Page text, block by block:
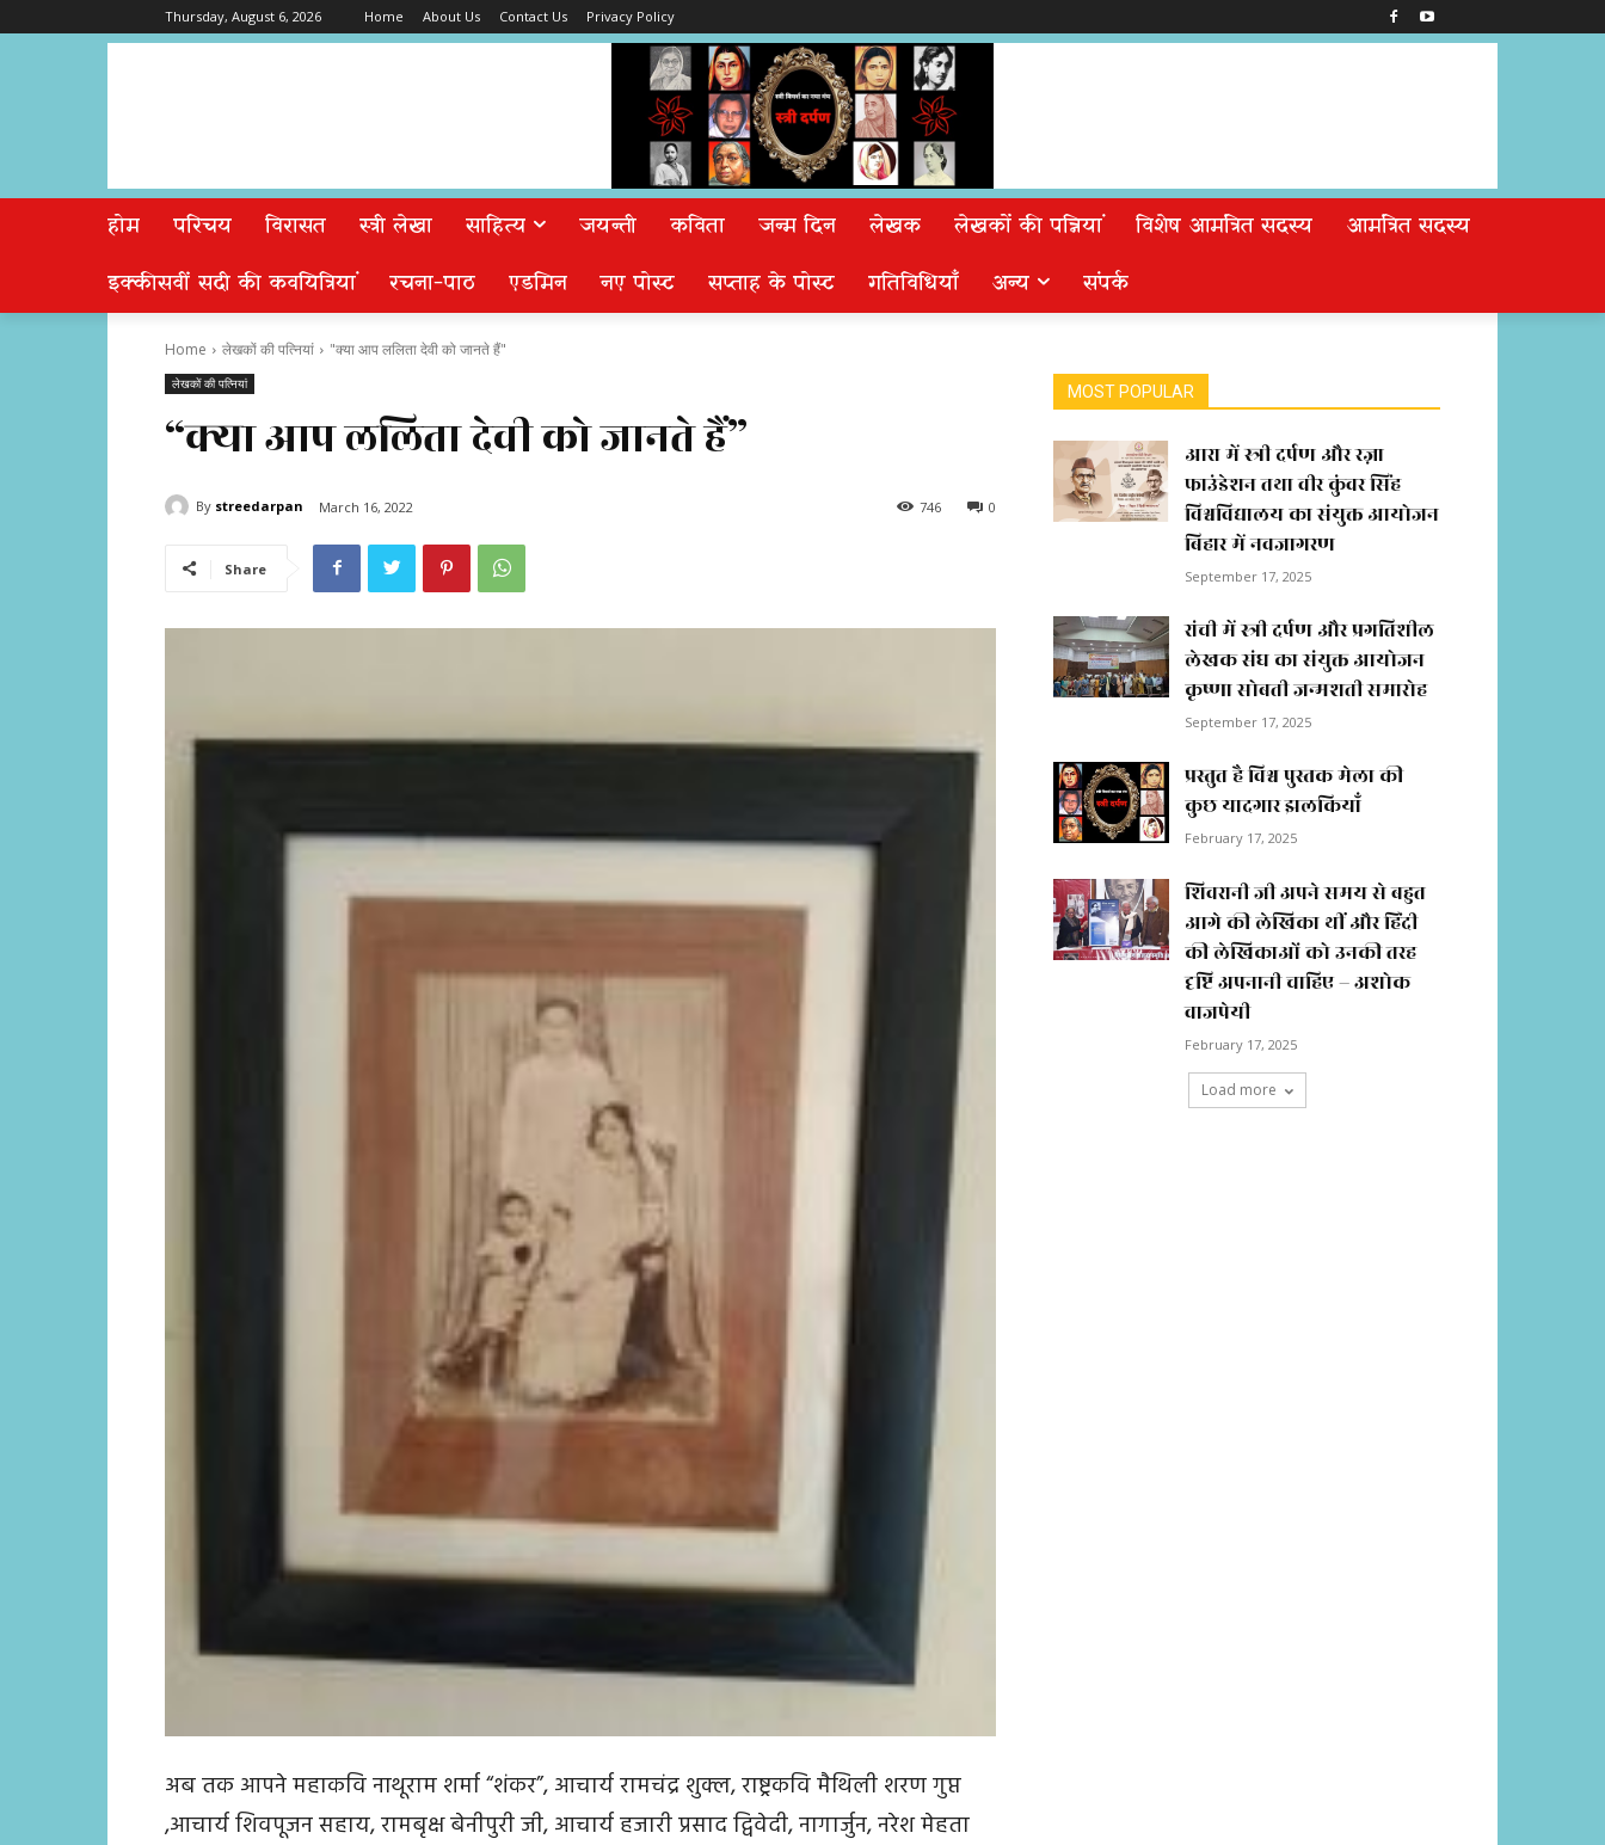
Thursday, August 6, 2026 Home About Us Contact Us Privacy Policy
होम परिचय विरासत स्त्री लेखा साहित्य जयन्ती कविता जन्म दिन लेखक लेखकों की पत्नियां विशेष आमंत्रित सदस्य
आमंत्रित सदस्य
इक्कीसवीं सदी की कवयित्रियां
रचना-पाठ एडमिन नए पोस्ट सप्ताह के पोस्ट गतिविधियाँ अन्य संपर्क
Home लेखकों की पत्नियां "क्या आप ललिता देवी को जानते हैं"
लेखकों की पत्नियां
“क्या आप ललिता देवी को जानते हैं”
By streedarpan March 16, 2022 0
746
Share
अब तक आपने महाकवि नाथूराम शर्मा “शंकर”, आचार्य रामचंद्र शुक्ल, राष्ट्रकवि मैथिली शरण गुप्त
,आचार्य शिवपूजन सहाय, रामबृक्ष बेनीपुरी जी, आचार्य हजारी प्रसाद द्विवेदी, नागार्जुन, नरेश मेहता
MOST POPULAR
आरा में स्त्री दर्पण और रज़ा
फाउंडेशन तथा वीर कुंवर सिंह
विश्वविद्यालय का संयुक्त आयोजन
बिहार में नवजागरण
September 17, 2025
रांची में स्त्री दर्पण और प्रगतिशील
लेखक संघ का संयुक्त आयोजन
कृष्णा सोबती जन्मशती समारोह
September 17, 2025
प्रस्तुत है विश्व पुस्तक मेला की
कुछ यादगार झलकियाॅं
February 17, 2025
शिवरानी जी अपने समय से बहुत
आगे की लेखिका थीं और हिंदी
की लेखिकाओं को उनकी तरह
दृष्टि अपनानी चाहिए – अशोक
वाजपेयी
February 17, 2025
Load more